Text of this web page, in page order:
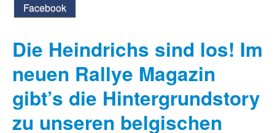
Facebook
Die Heindrichs sind los! Im
neuen Rallye Magazin
gibt’s die Hintergrundstory
zu unseren belgischen